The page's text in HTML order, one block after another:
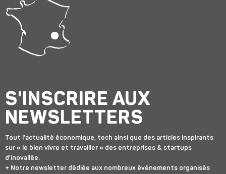
S'INSCRIRE AUX
NEWSLETTERS
Tout l’actualité économique, tech ainsi que des articles inspirants
sur « le bien vivre et travailler » des entreprises & startups
d’inovallée.
+ Notre newsletter dédiée aux nombreux événements organisés